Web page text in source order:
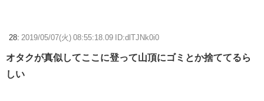
28: 2019/05/07(火) 08:55:18.09 ID:dlTJNk0i0
オタクが真似してここに登って山頂にゴミとか捨ててるら
しい